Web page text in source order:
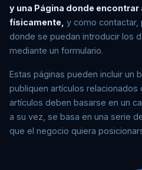
y una Página donde encontrar
físicamente, y como contactar,
donde se puedan introducir los
mediante un formulario.
Estas páginas pueden incluir un
publiquen artículos relacionados
artículos deben basarse en un
a su vez, se basa en una serie
que el negocio quiera